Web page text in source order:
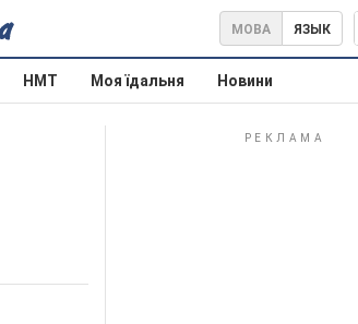
МОВА ЯЗЫК
НМТ Моя їдальня Новини